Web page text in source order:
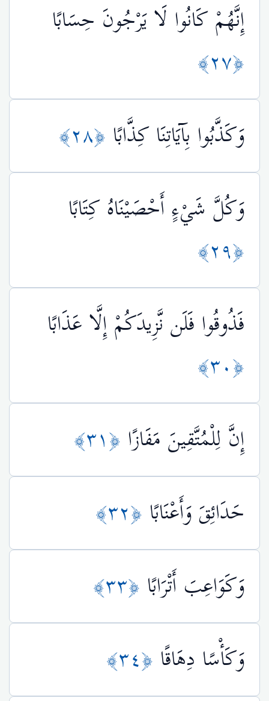
إِنَّهُمْ كَانُوا لَا يَرْجُونَ حِسَابًا
﴿٢٧﴾
وَكَذَّبُوا بِآيَاتِنَا كِذَّابًا ﴿٢٨﴾
وَكُلَّ شَيْءٍ أَحْصَيْنَاهُ كِتَابًا
﴿٢٩﴾
فَذُوقُوا فَلَن نَّزِيدَكُمْ إِلَّا عَذَابًا
﴿٣٠﴾
إِنَّ لِلْمُتَّقِينَ مَفَازًا ﴿٣١﴾
حَدَائِقَ وَأَعْنَابًا ﴿٣٢﴾
وَكَوَاعِبَ أَتْرَابًا ﴿٣٣﴾
وَكَأْسًا دِهَاقًا ﴿٣٤﴾